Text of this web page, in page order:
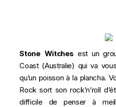
Stone Witches est un
Coast (Australie) qui va
qu’un poisson à la plancha.
Rock sort son rock’n’roll
difficile de penser à